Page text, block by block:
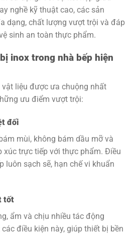
nghề kỹ thuật cao, các sản
dạng, chất lượng vượt trội và đáp
sinh an toàn thực phẩm.
inox trong nhà bếp hiện
vật liệu được ưa chuộng nhất
ưu điểm vượt trội:
đối
mùi, không bám dầu mỡ và
xúc trực tiếp với thực phẩm. Điều
luôn sạch sẽ, hạn chế vi khuẩn
tốt
ẩm và chịu nhiều tác động
điều kiện này, giúp thiết bị bền